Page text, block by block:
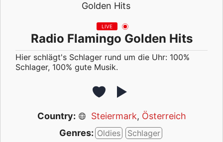
LIVE
Radio Flamingo Golden Hits
Hier schlägt's Schlager rund um die Uhr: 100%
Schlager, 100% gute Musik.
Country: Steiermark, Österreich
Genres: Oldies Schlager